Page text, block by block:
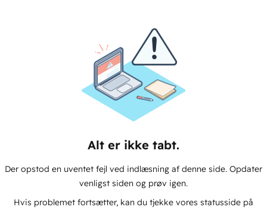
Alt er ikke tabt.
Der opstod en uventet fejl ved indlæsning af denne side. Opdater
venligst siden og prøv igen.
Hvis problemet fortsætter, kan du tjekke vores statusside på